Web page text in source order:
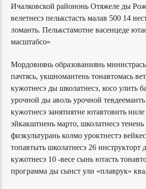
Ичалковской райононь Отяжеле ды
велетнесэ пелькстасть малав 500 14
ломанть. Пелькстамотне васенцеде
масштабсо»
Мордовиянь образованиянь
пачтясь, укшномантень тонавтомась
кужотнесэ ды школатнесэ, косо улить
урочной ды аволь урочной
кужотнесэ занятиятне ютавтовить ниле
эйкакштнень марто, школатнесэ тенень
физкультурань колмо уроктнестэ
топавтыть школатнесэ 26 инструкторт
кужотнесэ 10 -весе сынь ютасть
программа ды сынст ули «плаврук»